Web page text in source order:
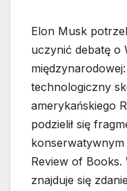
Elon Musk
uczynić debatę o
technologiczny
amerykańskiego
podzielił się
Review of
znajduje się